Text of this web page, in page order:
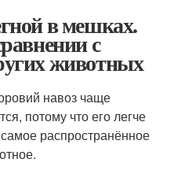
в мешках.
с
животных
навоз чаще
потому что его легче
распространённое